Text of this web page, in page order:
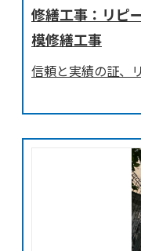
修繕工事：リピ
模修繕工事
信頼と実績の証、